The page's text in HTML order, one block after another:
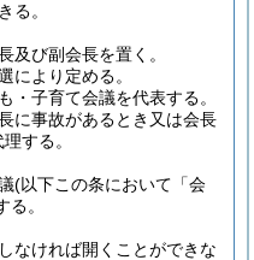
る。
及び副会長を置く。
により定める。
・子育て会議を代表する。
に事故があるとき又は会長
する。
(以下この条において「会
。
なければ開くことができな